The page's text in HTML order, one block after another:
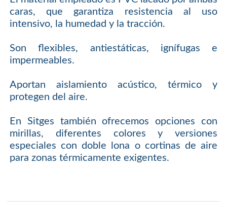
caras, que garantiza resistencia al uso
intensivo, la humedad y la tracción.
Son flexibles, antiestáticas, ignífugas e
impermeables.
Aportan aislamiento acústico, térmico y
protegen del aire.
En Sitges también ofrecemos opciones con
mirillas, diferentes colores y versiones
especiales con doble lona o cortinas de aire
para zonas térmicamente exigentes.